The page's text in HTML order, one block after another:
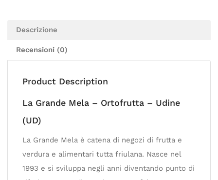
Descrizione
Recensioni (0)
Product Description
La Grande Mela – Ortofrutta – Udine
(UD)
La Grande Mela è catena di negozi di frutta e
verdura e alimentari tutta friulana. Nasce nel
1993 e si sviluppa negli anni diventando punto di